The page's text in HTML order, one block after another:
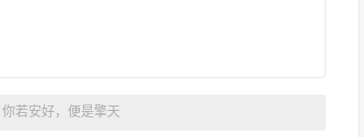
你若安好，便是擎天